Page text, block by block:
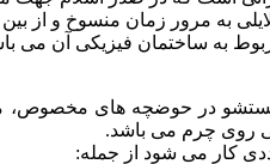
به مرور زمان منسوخ و از
به ساختمان فیزیکی آن می
در حوضچه های مخصوص،
روی چرم می باشد.
کار می شود از جمله: